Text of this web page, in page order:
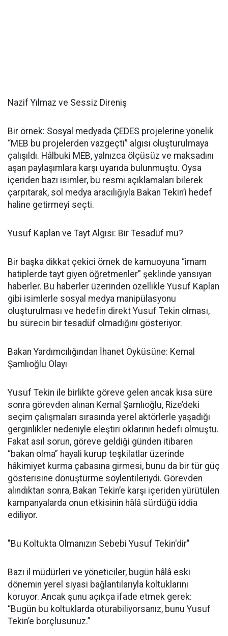
Nazif Yılmaz ve Sessiz Direniş
Bir örnek: Sosyal medyada ÇEDES projelerine yönelik
“MEB bu projelerden vazgeçti” algısı oluşturulmaya
çalışıldı. Hâlbuki MEB, yalnızca ölçüsüz ve maksadını
aşan paylaşımlara karşı uyarıda bulunmuştu. Oysa
içeriden bazı isimler, bu resmi açıklamaları bilerek
çarpıtarak, sol medya aracılığıyla Bakan Tekin’i hedef
haline getirmeyi seçti.
Yusuf Kaplan ve Tayt Algısı: Bir Tesadüf mü?
Bir başka dikkat çekici örnek de kamuoyuna “imam
hatiplerde tayt giyen öğretmenler” şeklinde yansıyan
haberler. Bu haberler üzerinden özellikle Yusuf Kaplan
gibi isimlerle sosyal medya manipülasyonu
oluşturulması ve hedefin direkt Yusuf Tekin olması,
bu sürecin bir tesadüf olmadığını gösteriyor.
Bakan Yardımcılığından İhanet Öyküsüne: Kemal
Şamlıoğlu Olayı
Yusuf Tekin ile birlikte göreve gelen ancak kısa süre
sonra görevden alınan Kemal Şamlıoğlu, Rize’deki
seçim çalışmaları sırasında yerel aktörlerle yaşadığı
gerginlikler nedeniyle eleştiri oklarının hedefi olmuştu.
Fakat asıl sorun, göreve geldiği günden itibaren
“bakan olma” hayali kurup teşkilatlar üzerinde
hâkimiyet kurma çabasına girmesi, bunu da bir tür güç
gösterisine dönüştürme söylentileriydi. Görevden
alındıktan sonra, Bakan Tekin’e karşı içeriden yürütülen
kampanyalarda onun etkisinin hâlâ sürdüğü iddia
ediliyor.
"Bu Koltukta Olmanızın Sebebi Yusuf Tekin'dir"
Bazı il müdürleri ve yöneticiler, bugün hâlâ eski
dönemin yerel siyasi bağlantılarıyla koltuklarını
koruyor. Ancak şunu açıkça ifade etmek gerek:
“Bugün bu koltuklarda oturabiliyorsanız, bunu Yusuf
Tekin’e borçlusunuz.”